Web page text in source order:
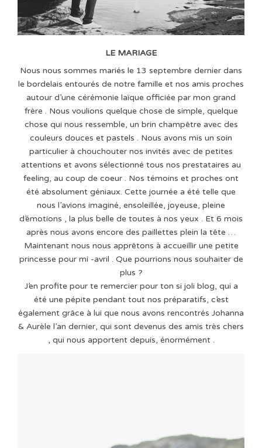
LE MARIAGE
Nous nous sommes mariés le 13 septembre dernier dans
le bordelais entourés de notre famille et nos amis proches
autour d’une cérémonie laïque officiée par mon grand
frère . Nous voulions quelque chose de simple, quelque
chose qui nous ressemble, un brin champêtre avec des
couleurs douces et pastels . Nous avons mis un soin
particulier à chouchouter nos invités avec de petites
attentions et avons sélectionné tous nos prestataires au
feeling, au coup de coeur . Nos témoins et proches ont
été absolument géniaux. Cette journée a été telle que
nous l’avions imaginé, ensoleillée, joyeuse, pleine
d’émotions , la plus belle de toutes à nos yeux . Et 6 mois
après nous avons encore des paillettes plein la tête …
Maintenant nous nous apprêtons à accueillir une petite
princesse pour mi -avril . Que pourrions nous souhaiter de
plus ?
J’en profite pour te remercier pour ton si joli blog, qui a
été une pépite pendant tout nos préparatifs, c’est
également grâce à lui que nous avons rencontrés Johanna
& Aurèle l’an dernier, qui sont devenus des amis très chers
, qui nous apportent depuis, énormément .